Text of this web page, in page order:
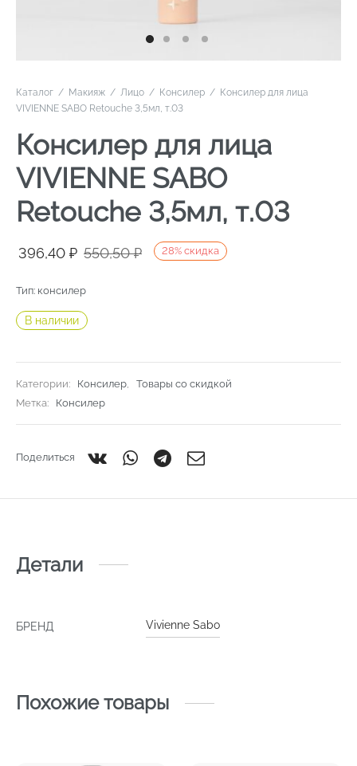
Каталог / Макияж / Лицо / Консилер / Консилер для лица
VIVIENNE SABO Retouche 3,5мл, т.03
Консилер для лица
VIVIENNE SABO
Retouche 3,5мл, т.03
28% скидка
550,50₽
Первоначальная
составляла
550,50 ₽.
396,40 ₽
Текущая
Тип: консилер
В наличии
Категории: Консилер,
Товары со скидкой
Метка:
Консилер
Поделиться
Детали
БРЕНД Vivienne Sabo
Похожие товары